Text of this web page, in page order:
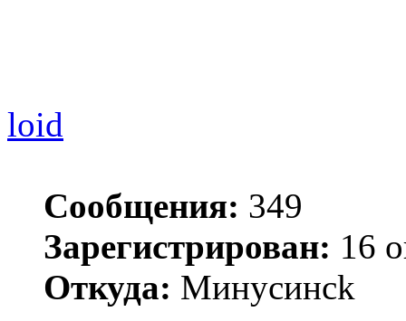
loid
Сообщения: 349
Зарегистрирован: 16
Откуда: Минycинck